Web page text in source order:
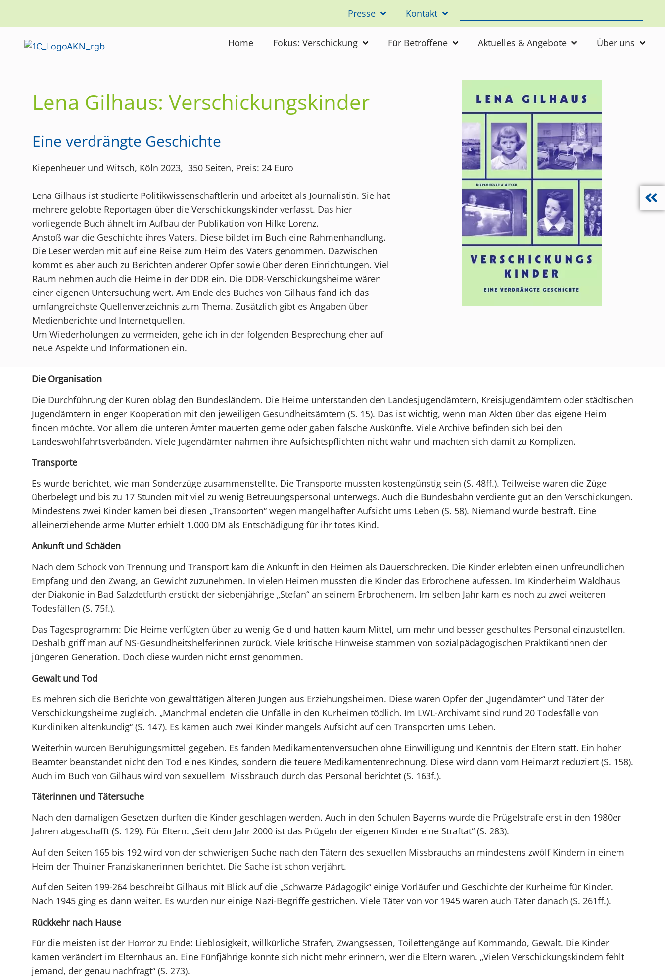
Presse Kontakt
Home Fokus: Verschickung Für Betroffene Aktuelles & Angebote Über uns
Lena Gilhaus: Verschickungskinder
Eine verdrängte Geschichte
Kiepenheuer und Witsch, Köln 2023, 350 Seiten, Preis: 24 Euro
Lena Gilhaus ist studierte Politikwissenschaftlerin und arbeitet als Journalistin. Sie hat
mehrere gelobte Reportagen über die Verschickungskinder verfasst. Das hier
vorliegende Buch ähnelt im Aufbau der Publikation von Hilke Lorenz.
Anstoß war die Geschichte ihres Vaters. Diese bildet im Buch eine Rahmenhandlung.
Die Leser werden mit auf eine Reise zum Heim des Vaters genommen. Dazwischen
kommt es aber auch zu Berichten anderer Opfer sowie über deren Einrichtungen. Viel
Raum nehmen auch die Heime in der DDR ein. Die DDR-Verschickungsheime wären
einer eigenen Untersuchung wert. Am Ende des Buches von Gilhaus fand ich das
umfangreichste Quellenverzeichnis zum Thema. Zusätzlich gibt es Angaben über
Medienberichte und Internetquellen.
Um Wiederholungen zu vermeiden, gehe ich in der folgenden Besprechung eher auf
neue Aspekte und Informationen ein.
Die Organisation
Die Durchführung der Kuren oblag den Bundesländern. Die Heime unterstanden den Landesjugendämtern, Kreisjugendämtern oder städtischen
Jugendämtern in enger Kooperation mit den jeweiligen Gesundheitsämtern (S. 15). Das ist wichtig, wenn man Akten über das eigene Heim
finden möchte. Vor allem die unteren Ämter mauerten gerne oder gaben falsche Auskünfte. Viele Archive befinden sich bei den
Landeswohlfahrtsverbänden. Viele Jugendämter nahmen ihre Aufsichtspflichten nicht wahr und machten sich damit zu Komplizen.
Transporte
Es wurde berichtet, wie man Sonderzüge zusammenstellte. Die Transporte mussten kostengünstig sein (S. 48ff.). Teilweise waren die Züge
überbelegt und bis zu 17 Stunden mit viel zu wenig Betreuungspersonal unterwegs. Auch die Bundesbahn verdiente gut an den Verschickungen.
Mindestens zwei Kinder kamen bei diesen „Transporten“ wegen mangelhafter Aufsicht ums Leben (S. 58). Niemand wurde bestraft. Eine
alleinerziehende arme Mutter erhielt 1.000 DM als Entschädigung für ihr totes Kind.
Ankunft und Schäden
Nach dem Schock von Trennung und Transport kam die Ankunft in den Heimen als Dauerschrecken. Die Kinder erlebten einen unfreundlichen
Empfang und den Zwang, an Gewicht zuzunehmen. In vielen Heimen mussten die Kinder das Erbrochene aufessen. Im Kinderheim Waldhaus
der Diakonie in Bad Salzdetfurth erstickt der siebenjährige „Stefan“ an seinem Erbrochenem. Im selben Jahr kam es noch zu zwei weiteren
Todesfällen (S. 75f.).
Das Tagesprogramm: Die Heime verfügten über zu wenig Geld und hatten kaum Mittel, um mehr und besser geschultes Personal einzustellen.
Deshalb griff man auf NS-Gesundheitshelferinnen zurück. Viele kritische Hinweise stammen von sozialpädagogischen Praktikantinnen der
jüngeren Generation. Doch diese wurden nicht ernst genommen.
Gewalt und Tod
Es mehren sich die Berichte von gewalttätigen älteren Jungen aus Erziehungsheimen. Diese waren Opfer der „Jugendämter“ und Täter der
Verschickungsheime zugleich. „Manchmal endeten die Unfälle in den Kurheimen tödlich. Im LWL-Archivamt sind rund 20 Todesfälle von
Kurkliniken altenkundig“ (S. 147). Es kamen auch zwei Kinder mangels Aufsicht auf den Transporten ums Leben.
Weiterhin wurden Beruhigungsmittel gegeben. Es fanden Medikamentenversuchen ohne Einwilligung und Kenntnis der Eltern statt. Ein hoher
Beamter beanstandet nicht den Tod eines Kindes, sondern die teuere Medikamentenrechnung. Diese wird dann vom Heimarzt reduziert (S. 158).
Auch im Buch von Gilhaus wird von sexuellem Missbrauch durch das Personal berichtet (S. 163f.).
Täterinnen und Tätersuche
Nach den damaligen Gesetzen durften die Kinder geschlagen werden. Auch in den Schulen Bayerns wurde die Prügelstrafe erst in den 1980er
Jahren abgeschafft (S. 129). Für Eltern: „Seit dem Jahr 2000 ist das Prügeln der eigenen Kinder eine Straftat“ (S. 283).
Auf den Seiten 165 bis 192 wird von der schwierigen Suche nach den Tätern des sexuellen Missbrauchs an mindestens zwölf Kindern in einem
Heim der Thuiner Franziskanerinnen berichtet. Die Sache ist schon verjährt.
Auf den Seiten 199-264 beschreibt Gilhaus mit Blick auf die „Schwarze Pädagogik“ einige Vorläufer und Geschichte der Kurheime für Kinder.
Nach 1945 ging es dann weiter. Es wurden nur einige Nazi-Begriffe gestrichen. Viele Täter von vor 1945 waren auch Täter danach (S. 261ff.).
Rückkehr nach Hause
Für die meisten ist der Horror zu Ende: Lieblosigkeit, willkürliche Strafen, Zwangsessen, Toilettengänge auf Kommando, Gewalt. Die Kinder
kamen verändert im Elternhaus an. Eine Fünfjährige konnte sich nicht mehr erinnern, wer die Eltern waren. „Vielen Verschickungskindern fehlt
jemand, der genau nachfragt“ (S. 273).